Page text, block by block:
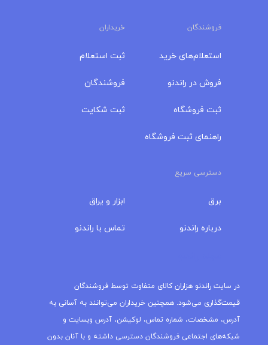
فروشندگان خریداران
استعلام‌های خرید
فروش در راندنو
ثبت فروشگاه
راهنمای ثبت فروشگاه
ثبت استعلام
فروشندگان
ثبت شکایت
دسترسی سریع
برق
درباره‌ راندنو
ابزار و یراق
تماس با راندنو
در سایت راندنو هزاران کالای متفاوت توسط فروشندگان
قیمت‌گذاری می‌شود. همچنین خریداران می‌توانند به آسانی به
آدرس، مشخصات، شماره تماس، لوکیشن، آدرس وبسایت و
شبکه‌های اجتماعی فروشندگان دسترسی داشته و با آنان بدون